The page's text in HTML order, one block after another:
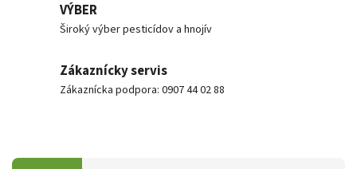
VÝBER
Široký výber pesticídov a hnojív
Zákaznícky servis
Zákaznícka podpora: 0907 44 02 88